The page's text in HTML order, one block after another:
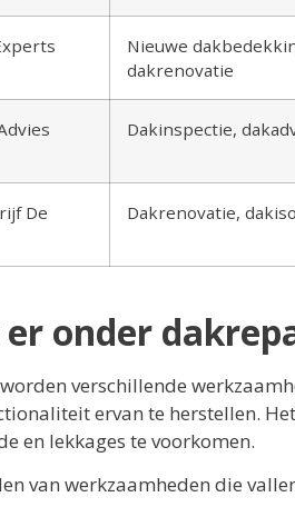
Nieuwe
dakrenovatie
Dakinspectie,
De
Dakrenovatie,
onder
verschillende
ervan te herstellen.
en lekkages te voorkomen.
van werkzaamheden die